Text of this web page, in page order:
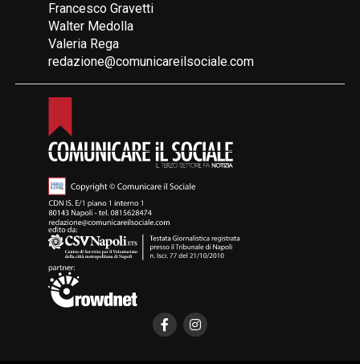
Francesco Gravetti
Walter Medolla
Valeria Rega
redazione@comunicareilsociale.com